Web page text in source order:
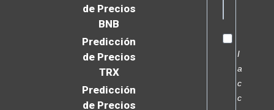
de Precios
BNB
Predicción
de Precios
TRX
Predicción
de Precios
I
a
c
c